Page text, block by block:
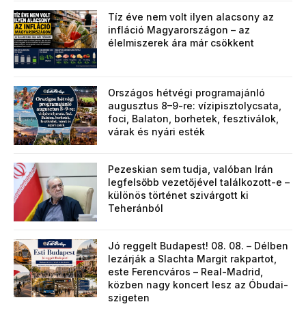
Tíz éve nem volt ilyen alacsony az
infláció Magyarországon – az
élelmiszerek ára már csökkent
Országos hétvégi programajánló
augusztus 8–9-re: vízipisztolycsata,
foci, Balaton, borhetek, fesztiválok,
várak és nyári esték
Pezeskian sem tudja, valóban Irán
legfelsőbb vezetőjével találkozott-e –
különös történet szivárgott ki
Teheránból
Jó reggelt Budapest! 08. 08. – Délben
lezárják a Slachta Margit rakpartot,
este Ferencváros – Real-Madrid,
közben nagy koncert lesz az Óbudai-
szigeten